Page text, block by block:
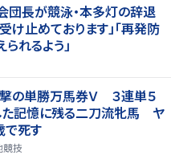
団長が競泳・本多灯の辞退
け止めております」「再発防
れるよう」
の単勝万馬券Ｖ ３連単５
た記憶に残る二刀流牝馬 ヤ
で死す
競技